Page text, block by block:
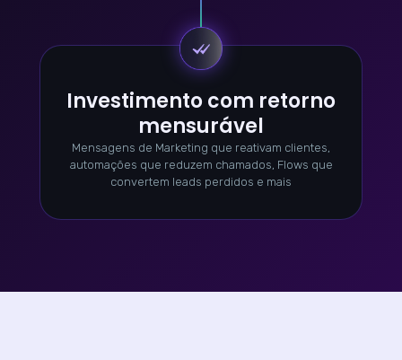
Investimento com retorno
mensurável
Mensagens de Marketing que reativam clientes,
automações que reduzem chamados, Flows que
convertem leads perdidos e mais